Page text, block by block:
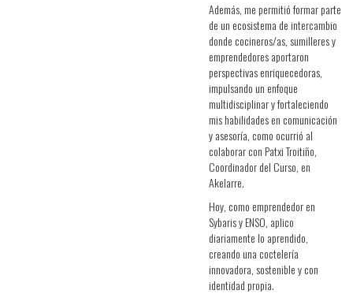
Además, me permitió formar parte
de un ecosistema de intercambio
donde cocineros/as, sumilleres y
emprendedores aportaron
perspectivas enriquecedoras,
impulsando un enfoque
multidisciplinar y fortaleciendo
mis habilidades en comunicación
y asesoría, como ocurrió al
colaborar con Patxi Troitiño,
Coordinador del Curso, en
Akelarre.
Hoy, como emprendedor en
Sybaris y ENSO, aplico
diariamente lo aprendido,
creando una coctelería
innovadora, sostenible y con
identidad propia.